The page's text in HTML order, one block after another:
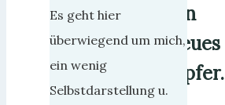
ein
neues
Opfer.
Es geht hier
überwiegend um mich,
ein wenig
Selbstdarstellung u.